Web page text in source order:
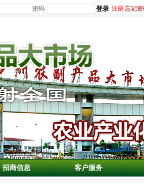
密码 注册 忘记
招商信息 客户服务